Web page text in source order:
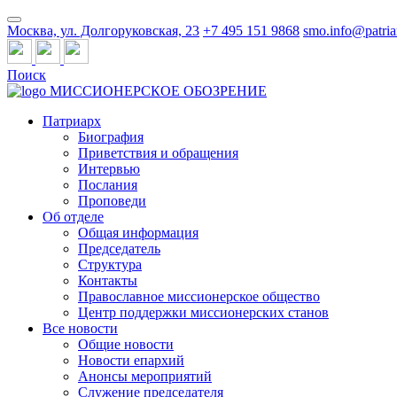
Москва, ул. Долгоруковская, 23 +7 495 151 9868
Поиск
МИССИОНЕРСКОЕ ОБОЗРЕНИЕ
Патриарх
Биография
Приветствия и обращения
Интервью
Послания
Проповеди
Об отделе
Общая информация
Председатель
Структура
Контакты
Православное миссионерское общество
Центр поддержки миссионерских станов
Все новости
Общие новости
Новости епархий
Анонсы мероприятий
Служение председателя